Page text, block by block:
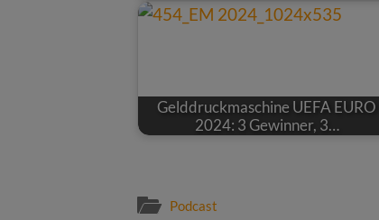
Gelddruckmaschine UEFA EURO
2024: 3 Gewinner, 3…
Podcast